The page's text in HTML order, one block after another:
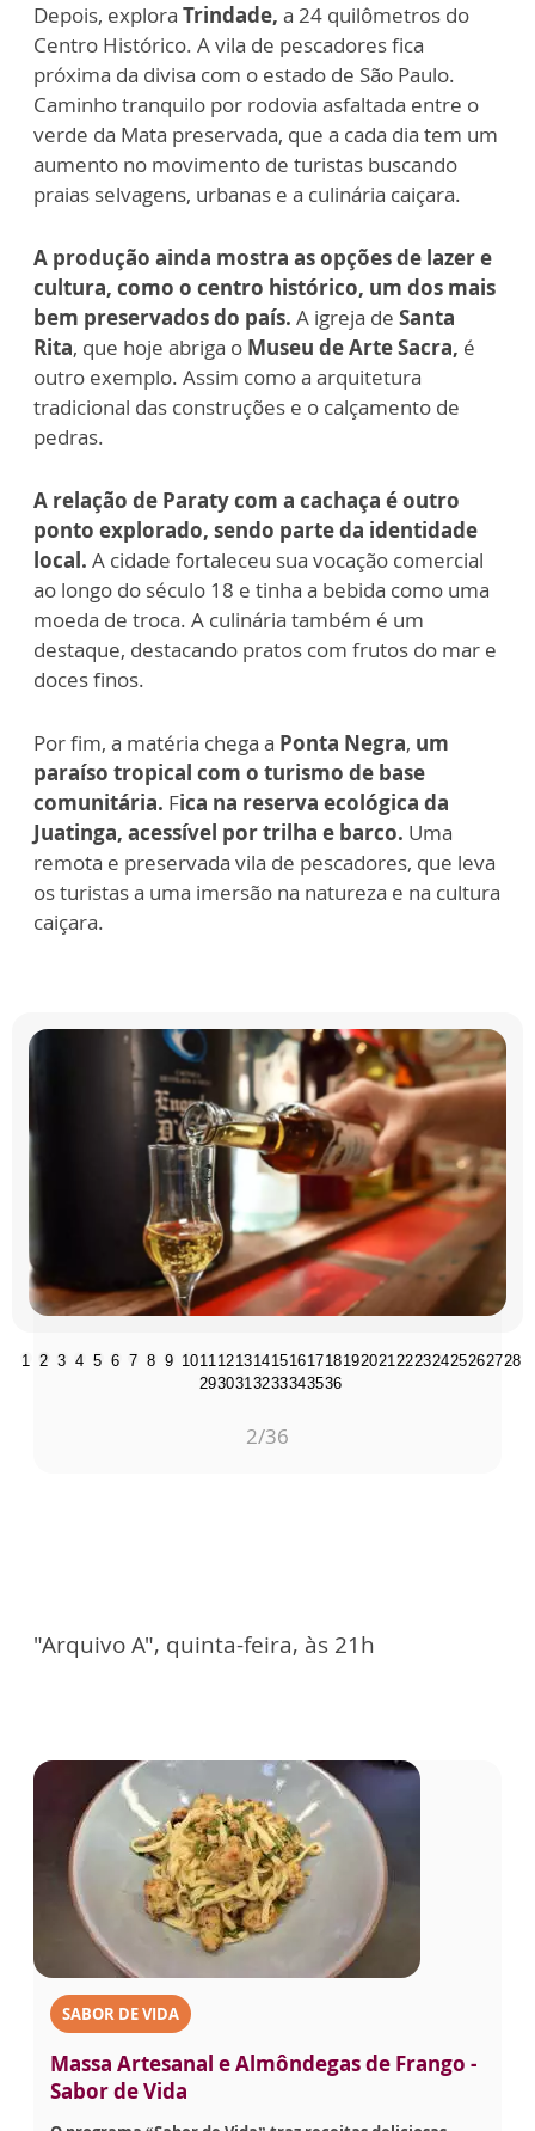
Depois, explora Trindade, a 24 quilômetros do
Centro Histórico. A vila de pescadores fica
próxima da divisa com o estado de São Paulo.
Caminho tranquilo por rodovia asfaltada entre o
verde da Mata preservada, que a cada dia tem um
aumento no movimento de turistas buscando
praias selvagens, urbanas e a culinária caiçara.
A produção ainda mostra as opções de lazer e
cultura, como o centro histórico, um dos mais
bem preservados do país. A igreja de Santa
Rita, que hoje abriga o Museu de Arte Sacra, é
outro exemplo. Assim como a arquitetura
tradicional das construções e o calçamento de
pedras.
A relação de Paraty com a cachaça é outro
ponto explorado, sendo parte da identidade
local. A cidade fortaleceu sua vocação comercial
ao longo do século 18 e tinha a bebida como uma
moeda de troca. A culinária também é um
destaque, destacando pratos com frutos do mar e
doces finos.
Por fim, a matéria chega a Ponta Negra, um
paraíso tropical com o turismo de base
comunitária. Fica na reserva ecológica da
Juatinga, acessível por trilha e barco. Uma
remota e preservada vila de pescadores, que leva
os turistas a uma imersão na natureza e na cultura
caiçara.
1 2 3 4 5 6 7 8 9 1011 12131415161718192021 22232425262728
293031 3233343536
2/36
"Arquivo A", quinta-feira, às 21h
SABOR DE VIDA
Massa Artesanal e Almôndegas de Frango -
Sabor de Vida